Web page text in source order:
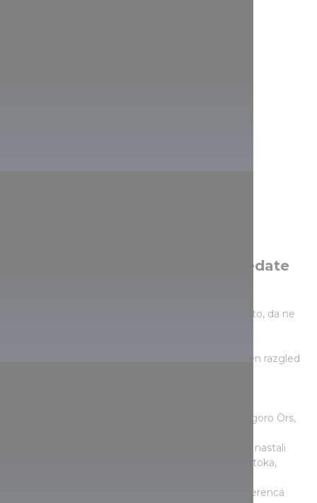
Znamenitosti, ki si jih lahko ogledate
Med prijetnim izletom v Badacsony poskrbite za to, da ne
razgledna točka v Kisfaludyju ponuja spektakularen razgled
Hertelendyju, ponuja razgled na Tomajski zaliv in goro Örs,
vrata Kő, ki jih sestavljajo velikanski bazaltni stolpi, nastali
zaradi erozije naravnih sil in bližnjega gorskega potoka,
koča Rodostó, zgrajena leta 1936 v spomin na Ferenca